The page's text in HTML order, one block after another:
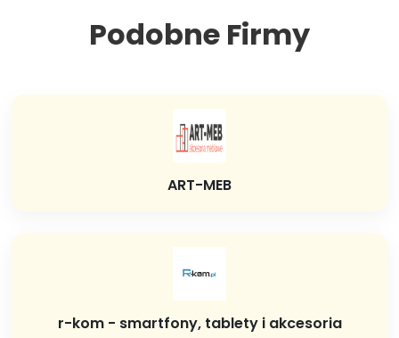
Podobne Firmy
ART-MEB
r-kom - smartfony, tablety i akcesoria